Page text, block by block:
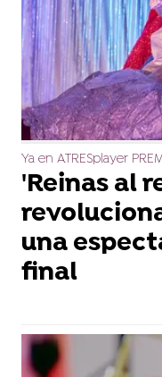
Ya en ATRESplayer
'Reinas al
una
final